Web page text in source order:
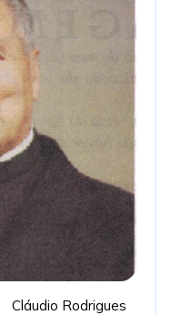
Cláudio RodriguesPe.